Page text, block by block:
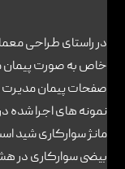
در راستای طراحی
خاص به صورت پیمان
صفحات پیمان مدیرت
نمونه های اجرا شده
مانژ سوارکاری شید
بیضی سوارکاری در